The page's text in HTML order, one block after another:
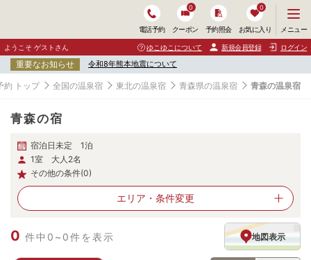
電話予約 クーポン
0
予約照会 お気に入り
0
ニ
ュ
ー
開
く
メニュー
ようこそ ゲストさん ゆこゆこについて 新規会員登録 ログイン
重要なお知らせ 令和8年熊本地震について
約 トップ 全国の温泉宿 東北の温泉宿 青森県の温泉宿 青森の温泉宿
青森の宿
宿泊日未定 1泊
1室 大人2名
その他の条件(0)
エリア・ 条件変更
0 件中0~0件を表示 地図表示